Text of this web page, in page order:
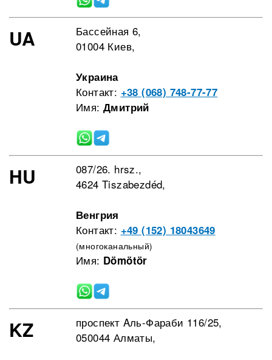
UA
Бассейная 6,
01004 Киев,
Украина
Контакт: +38 (068) 748-77-77
Имя: Дмитрий
HU
087/26. hrsz.,
4624 Tiszabezdéd,
Венгрия
Контакт: +49 (152) 18043649
(многоканальный)
Имя: Dömötör
KZ
проспект Aль-Фараби 116/25,
050044 Алматы,